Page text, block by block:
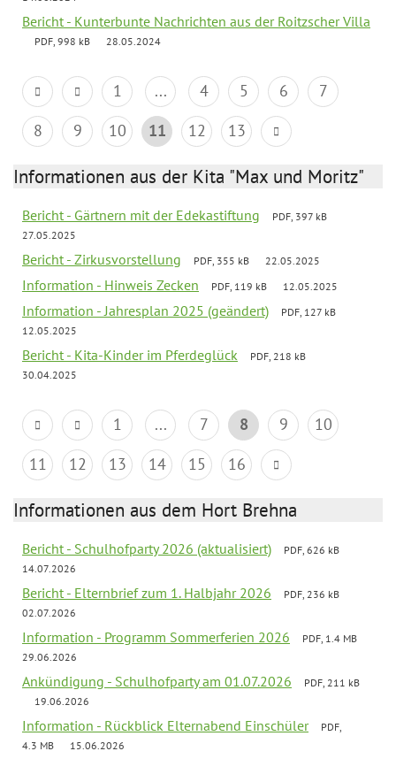
Bericht - Kunterbunte Nachrichten aus der Roitzscher Villa
PDF, 998 kB 28.05.2024
1 ... 4 5 6
7
8
9 10 11 12 13
Informationen aus der Kita "Max und Moritz"
Bericht - Gärtnern mit der Edekastiftung
PDF, 397 kB
27.05.2025
Bericht - Zirkusvorstellung PDF, 355 kB 22.05.2025
Information - Hinweis Zecken PDF, 119 kB 12.05.2025
Information - Jahresplan 2025 (geändert)
PDF, 127 kB
12.05.2025
Bericht - Kita-Kinder im Pferdeglück
PDF, 218 kB
30.04.2025
1 ... 7 8 9
10
11
12 13 14 15 16
Informationen aus dem Hort Brehna
Bericht - Schulhofparty 2026 (aktualisiert)
PDF, 626 kB
14.07.2026
Bericht - Elternbrief zum 1. Halbjahr 2026
PDF, 236 kB
02.07.2026
Information - Programm Sommerferien 2026
PDF, 1.4 MB
29.06.2026
Ankündigung - Schulhofparty am 01.07.2026
PDF, 211 kB
19.06.2026
Information - Rückblick Elternabend Einschüler
PDF,
4.3 MB
15.06.2026